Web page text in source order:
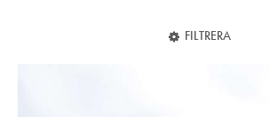
FILTRERA